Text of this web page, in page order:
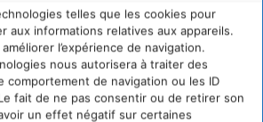
telles que les cookies pour
aux informations relatives aux appareils.
l’expérience de navigation.
nous autorisera à traiter des
comportement de navigation ou les ID
fait de ne pas consentir ou de retirer son
un effet négatif sur certaines